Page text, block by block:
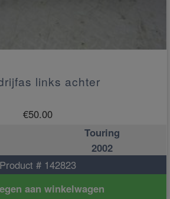
links achter
€50.00
Touring
2002
Product # 142823
aan winkelwagen